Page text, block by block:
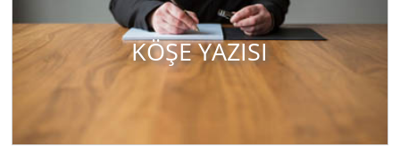
KÖŞE YAZISI